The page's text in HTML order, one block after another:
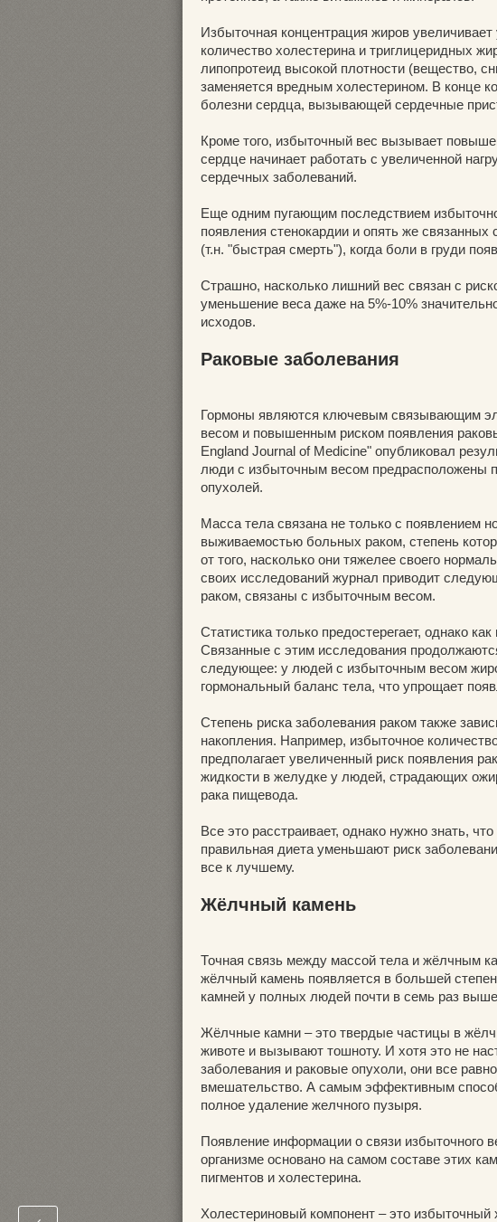
Избыточная концентрация жиров
количество холестерина и триглицеридных
липопротеид высокой плотности (вещество,
заменяется вредным холестерином. В конце
болезни сердца, вызывающей сердечные
Кроме того, избыточный вес вызывает
сердце начинает работать с увеличенной
сердечных заболеваний.
Еще одним пугающим последствием
появления стенокардии и опять же
(т.н. "быстрая смерть"), когда боли в груди
Страшно, насколько лишний вес связан с
уменьшение веса даже на 5%-10%
исходов.
Раковые заболевания
Гормоны являются ключевым связывающим
весом и повышенным риском появления
England Journal of Medicine" опубликовал
люди с избыточным весом предрасположены
опухолей.
Масса тела связана не только с появлением
выживаемостью больных раком, степень
от того, насколько они тяжелее своего
своих исследований журнал приводит
раком, связаны с избыточным весом.
Статистика только предостерегает, однако
Связанные с этим исследования
следующее: у людей с избыточным весом
гормональный баланс тела, что упрощает
Степень риска заболевания раком также
накопления. Например, избыточное
предполагает увеличенный риск появления
жидкости в желудке у людей, страдающих
рака пищевода.
Все это расстраивает, однако нужно знать,
правильная диета уменьшают риск
все к лучшему.
Жёлчный камень
Точная связь между массой тела и жёлчным
жёлчный камень появляется в большей
камней у полных людей почти в семь раз
Жёлчные камни – это твердые частицы в
животе и вызывают тошноту. И хотя это не
заболевания и раковые опухоли, они все
вмешательство. А самым эффективным
полное удаление желчного пузыря.
Появление информации о связи избыточного
организме основано на самом составе этих
пигментов и холестерина.
Холестериновый компонент – это